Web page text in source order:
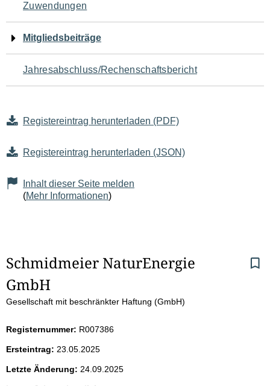
Zuwendungen
Mitgliedsbeiträge
Jahresabschluss/Rechenschaftsbericht
Registereintrag herunterladen (PDF)
Registereintrag herunterladen (JSON)
Inhalt dieser Seite melden
(Mehr Informationen)
S
e
t
e
Schmidmeier NaturEnergie
GmbH
Gesellschaft mit beschränkter Haftung (GmbH)
Registernummer: R007386
Ersteintrag: 23.05.2025
Letzte Änderung: 24.09.2025